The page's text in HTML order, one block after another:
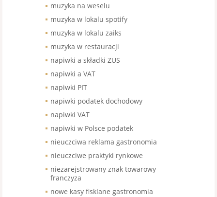
muzyka na weselu
muzyka w lokalu spotify
muzyka w lokalu zaiks
muzyka w restauracji
napiwki a składki ZUS
napiwki a VAT
napiwki PIT
napiwki podatek dochodowy
napiwki VAT
napiwki w Polsce podatek
nieuczciwa reklama gastronomia
nieuczciwe praktyki rynkowe
niezarejstrowany znak towarowy
franczyza
nowe kasy fisklane gastronomia